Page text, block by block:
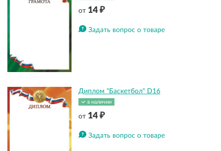
от14 ₽
Задать вопрос о товаре
Диплом "Баскетбол" D16
в наличии
от14 ₽
Задать вопрос о товаре